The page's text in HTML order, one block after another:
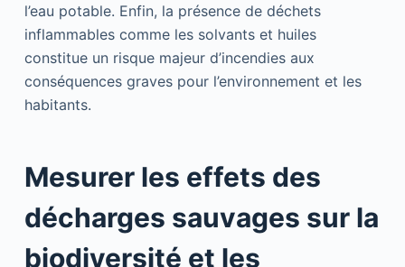
l’eau potable. Enfin, la présence de déchets
inflammables comme les solvants et huiles
constitue un risque majeur d’incendies aux
conséquences graves pour l’environnement et les
habitants.
Mesurer les effets des
décharges sauvages sur la
biodiversité et les